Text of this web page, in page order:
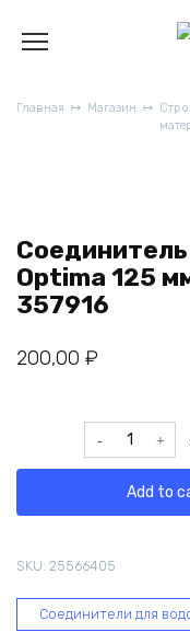
содержанию
Главная Магазин
Optima 125
357916
200,00 ₽
Соединитель
желоба
мм,
3005
Add to
SKU: 25566405
Соединители для